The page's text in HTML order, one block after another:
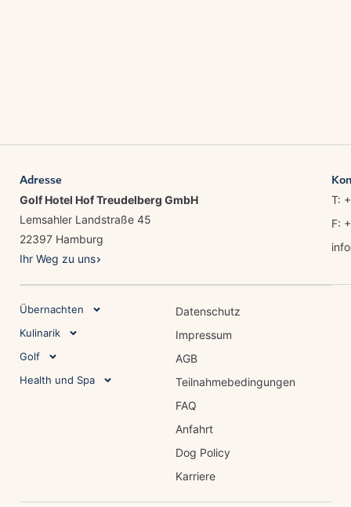
Adresse
Golf Hotel Hof Treudelberg GmbH
Lemsahler Landstraße 45
22397 Hamburg
Ihr Weg zu uns
T:
F:
Übernachten
Kulinarik
Golf
Health und Spa
Datenschutz
Impressum
AGB
Teilnahmebedingungen
FAQ
Anfahrt
Dog Policy
Karriere